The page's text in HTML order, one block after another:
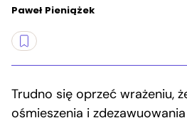
Paweł Pieniążek
Trudno się oprzeć wrażeniu,
ośmieszenia i